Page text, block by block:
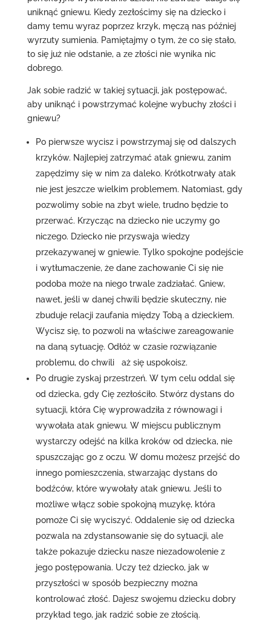
uniknąć gniewu. Kiedy zezłościmy się na dziecko i
damy temu wyraz poprzez krzyk, męczą nas później
wyrzuty sumienia. Pamiętajmy o tym, że co się stało,
to się już nie odstanie, a ze złości nie wynika nic
dobrego.
Jak sobie radzić w takiej sytuacji, jak postępować,
aby uniknąć i powstrzymać kolejne wybuchy złości i
gniewu?
Po pierwsze wycisz i powstrzymaj się od dalszych
krzyków. Najlepiej zatrzymać atak gniewu, zanim
zapędzimy się w nim za daleko. Krótkotrwały atak
nie jest jeszcze wielkim problemem. Natomiast, gdy
pozwolimy sobie na zbyt wiele, trudno będzie to
przerwać. Krzycząc na dziecko nie uczymy go
niczego. Dziecko nie przyswaja wiedzy
przekazywanej w gniewie. Tylko spokojne podejście
i wytłumaczenie, że dane zachowanie Ci się nie
podoba może na niego trwale zadziałać. Gniew,
nawet, jeśli w danej chwili będzie skuteczny, nie
zbuduje relacji zaufania między Tobą a dzieckiem.
Wycisz się, to pozwoli na właściwe zareagowanie
na daną sytuację. Odłóż w czasie rozwiązanie
problemu, do chwili aż się uspokoisz.
Po drugie zyskaj przestrzeń. W tym celu oddal się
od dziecka, gdy Cię zezłościło. Stwórz dystans do
sytuacji, która Cię wyprowadziła z równowagi i
wywołała atak gniewu. W miejscu publicznym
wystarczy odejść na kilka kroków od dziecka, nie
spuszczając go z oczu. W domu możesz przejść do
innego pomieszczenia, stwarzając dystans do
bodźców, które wywołały atak gniewu. Jeśli to
możliwe włącz sobie spokojną muzykę, która
pomoże Ci się wyciszyć. Oddalenie się od dziecka
pozwala na zdystansowanie się do sytuacji, ale
także pokazuje dziecku nasze niezadowolenie z
jego postępowania. Uczy też dziecko, jak w
przyszłości w sposób bezpieczny można
kontrolować złość. Dajesz swojemu dziecku dobry
przykład tego, jak radzić sobie ze złością.